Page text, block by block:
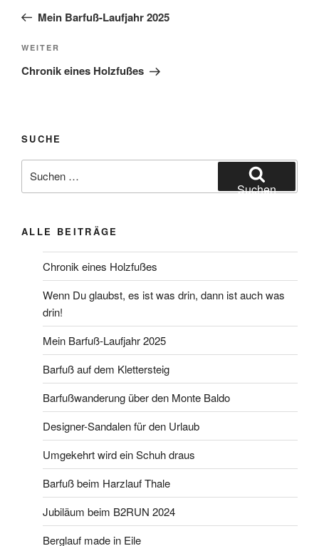
BeitragMein Barfuß-Laufjahr 2025
Nächster
Beitrag
WEITER
Chronik eines Holzfußes
SUCHE
nach:
Suchen
ALLE BEITRÄGE
Chronik eines Holzfußes
Wenn Du glaubst, es ist was drin, dann ist auch was
drin!
Mein Barfuß-Laufjahr 2025
Barfuß auf dem Klettersteig
Barfußwanderung über den Monte Baldo
Designer-Sandalen für den Urlaub
Umgekehrt wird ein Schuh draus
Barfuß beim Harzlauf Thale
Jubiläum beim B2RUN 2024
Berglauf made in Eile